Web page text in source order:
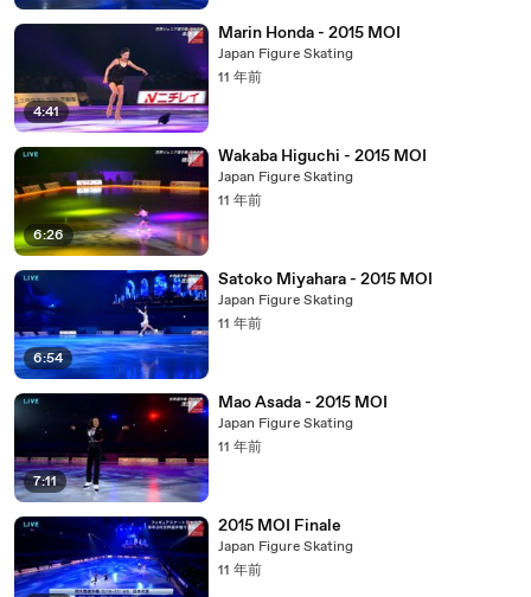
4:41
Marin Honda - 2015 MOI
Japan Figure Skating
11 年前
6:26
Wakaba Higuchi - 2015 MOI
Japan Figure Skating
11 年前
6:54
Satoko Miyahara - 2015 MOI
Japan Figure Skating
11 年前
7:11
Mao Asada - 2015 MOI
Japan Figure Skating
11 年前
2015 MOI Finale
Japan Figure Skating
11 年前